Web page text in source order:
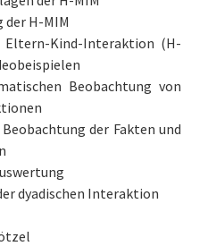
H-MIM
Eltern-Kind-Interaktion (H-
Beobachtung von
der Fakten und
dyadischen Interaktion